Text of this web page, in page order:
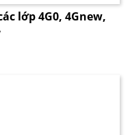
lớp 4G0, 4Gnew,